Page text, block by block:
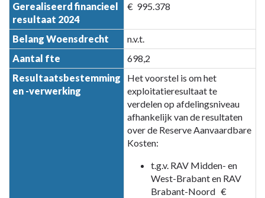
Gerealiseerd financieel
resultaat 2024
€ 995.378
Belang Woensdrecht
n.v.t.
Aantal fte
698,2
Resultaatsbestemming
en -verwerking
Het voorstel is om het
exploitatieresultaat te
verdelen op afdelingsniveau
afhankelijk van de resultaten
over de Reserve Aanvaardbare
Kosten:
t.g.v. RAV Midden- en
West-Brabant en RAV
Brabant-Noord €